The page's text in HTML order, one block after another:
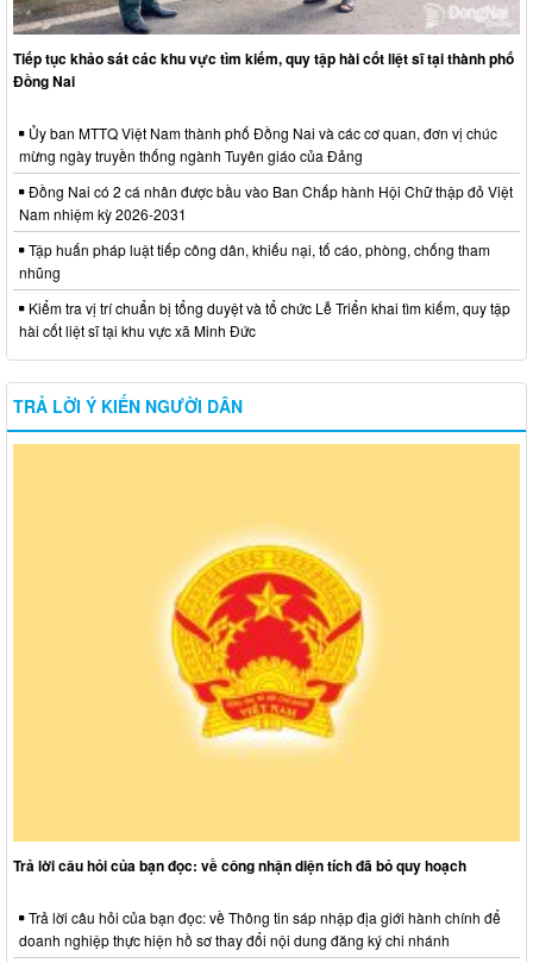
Tiếp tục khảo sát các khu vực tìm kiếm, quy tập hài cốt liệt sĩ tại thành phố
Đồng Nai
Ủy ban MTTQ Việt Nam thành phố Đồng Nai và các cơ quan, đơn vị chúc
mừng ngày truyền thống ngành Tuyên giáo của Đảng
Đồng Nai có 2 cá nhân được bầu vào Ban Chấp hành Hội Chữ thập đỏ Việt
Nam nhiệm kỳ 2026-2031
Tập huấn pháp luật tiếp công dân, khiếu nại, tố cáo, phòng, chống tham
nhũng
Kiểm tra vị trí chuẩn bị tổng duyệt và tổ chức Lễ Triển khai tìm kiếm, quy tập
hài cốt liệt sĩ tại khu vực xã Minh Đức
TRẢ LỜI Ý KIẾN NGƯỜI DÂN
Trả lời câu hỏi của bạn đọc: về công nhận diện tích đã bỏ quy hoạch
Trả lời câu hỏi của bạn đọc: về Thông tin sáp nhập địa giới hành chính để
doanh nghiệp thực hiện hồ sơ thay đổi nội dung đăng ký chi nhánh